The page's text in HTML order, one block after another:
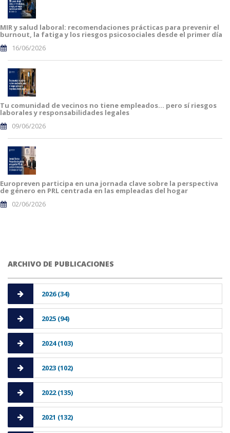
MIR y salud laboral: recomendaciones prácticas para prevenir el
burnout, la fatiga y los riesgos psicosociales desde el primer día
16/06/2026
Tu comunidad de vecinos no tiene empleados… pero sí riesgos
laborales y responsabilidades legales
09/06/2026
Europreven participa en una jornada clave sobre la perspectiva
de género en PRL centrada en las empleadas del hogar
02/06/2026
ARCHIVO DE PUBLICACIONES
2026 (34)
2025 (94)
2024 (103)
2023 (102)
2022 (135)
2021 (132)